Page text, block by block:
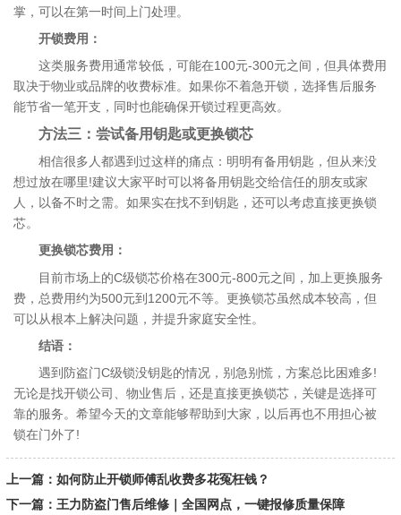
掌，可以在第一时间上门处理。
开锁费用：
这类服务费用通常较低，可能在100元-300元之间，但具体费用
取决于物业或品牌的收费标准。如果你不着急开锁，选择售后服务
能节省一笔开支，同时也能确保开锁过程更高效。
方法三：尝试备用钥匙或更换锁芯
相信很多人都遇到过这样的痛点：明明有备用钥匙，但从来没
想过放在哪里!建议大家平时可以将备用钥匙交给信任的朋友或家
人，以备不时之需。如果实在找不到钥匙，还可以考虑直接更换锁
芯。
更换锁芯费用：
目前市场上的C级锁芯价格在300元-800元之间，加上更换服务
费，总费用约为500元到1200元不等。更换锁芯虽然成本较高，但
可以从根本上解决问题，并提升家庭安全性。
结语：
遇到防盗门C级锁没钥匙的情况，别急别慌，方案总比困难多!
无论是找开锁公司、物业售后，还是直接更换锁芯，关键是选择可
靠的服务。希望今天的文章能够帮助到大家，以后再也不用担心被
锁在门外了!
上一篇：如何防止开锁师傅乱收费多花冤枉钱？
下一篇：王力防盗门售后维修｜全国网点，一键报修质量保障